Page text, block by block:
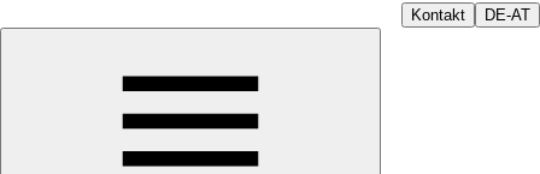
Kontakt DE-AT